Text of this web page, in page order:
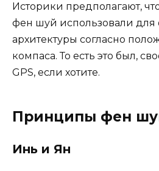
Историки предполагают,
фен шуй использовали для
архитектуры согласно
компаса. То есть это был,
GPS, если хотите.
Принципы фен
Инь и Ян